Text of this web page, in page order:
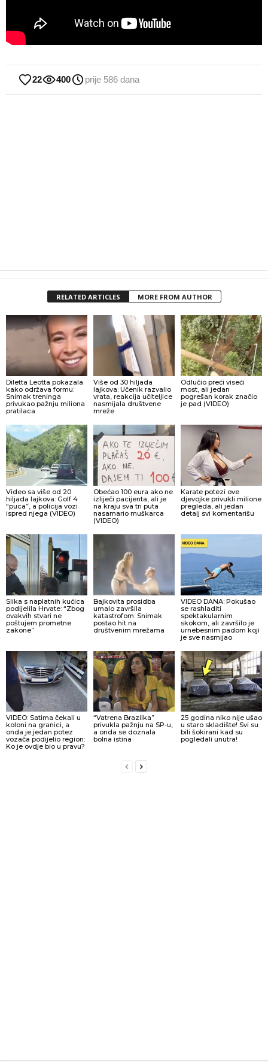
22 400 prije 586 dana
RELATED ARTICLES MORE FROM AUTHOR
Diletta Leotta pokazala
kako održava formu:
Snimak treninga
privukao pažnju miliona
pratilaca
Više od 30 hiljada
lajkova: Učenik razvalio
vrata, reakcija učiteljice
nasmijala društvene
mreže
Odlučio preći viseći
most, ali jedan
pogrešan korak značio
je pad (VIDEO)
Video sa više od 20
hiljada lajkova: Golf 4
“puca”, a policija vozi
ispred njega (VIDEO)
Obećao 100 eura ako ne
izliječi pacijenta, ali je
na kraju sva tri puta
nasamario muškarca
(VIDEO)
Karate potezi ove
djevojke privukli milione
pregleda, ali jedan
detalj svi komentarišu
Slika s naplatnih kućica
podijelila Hrvate: “Zbog
ovakvih stvari ne
poštujem prometne
zakone”
Bajkovita prosidba
umalo završila
katastrofom: Snimak
postao hit na
društvenim mrežama
VIDEO DANA: Pokušao
se rashladiti
spektakularnim
skokom, ali završilo je
urnebesnim padom koji
je sve nasmijao
VIDEO: Satima čekali u
koloni na granici, a
onda je jedan potez
vozača podijelio region:
Ko je ovdje bio u pravu?
“Vatrena Brazilka”
privukla pažnju na SP-u,
a onda se doznala
bolna istina
25 godina niko nije ušao
u staro skladište! Svi su
bili šokirani kad su
pogledali unutra!